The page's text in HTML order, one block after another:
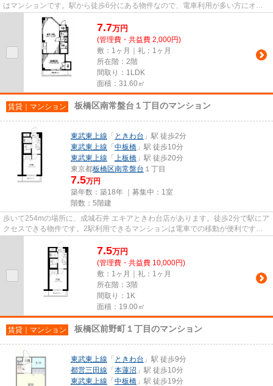
はマンションです。駅から徒歩6分にある物件なので、電車利用が多い方にオス
スメです。賃貸物件をお探しの...
7.7万円
(管理費・共益費 2,000円)
敷：1ヶ月｜礼：1ヶ月
所在階：2階
間取り：1LDK
面積：31.60㎡
賃貸｜マンション 板橋区南常盤台１丁目のマンション
東武東上線 「 ときわ台 」駅 徒歩2分
東武東上線 「 中板橋 」駅 徒歩10分
東武東上線 「 上板橋 」駅 徒歩20分
東京都板橋区南常盤台 １丁目
7.5万円
築年数：築18年 ｜募集中： 1室
階数：5階建
歩いて254mの場所に、成城石井 エキアときわ台店があります。徒歩2分で駅にア
クセスできる物件です。2駅利用できるマンションは電車での移動が便利です。
7.5万円
(管理費・共益費 10,000円)
敷：1ヶ月｜礼：1ヶ月
所在階：3階
間取り：1K
面積：19.00㎡
賃貸｜マンション 板橋区前野町１丁目のマンション
東武東上線 「 ときわ台 」駅 徒歩9分
都営三田線 「 本蓮沼 」駅 徒歩10分
東武東上線 「 中板橋 」駅 徒歩19分